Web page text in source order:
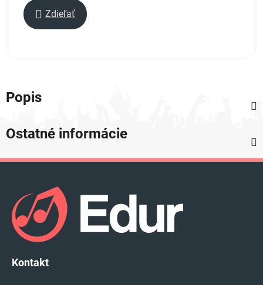
Zdieľať
Popis
Ostatné informácie
Kontakt